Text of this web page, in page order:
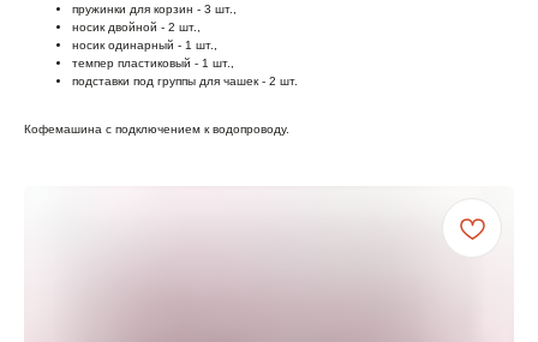
пружинки для корзин - 3 шт.,
носик двойной - 2 шт.,
носик одинарный - 1 шт.,
темпер пластиковый - 1 шт.,
подставки под группы для чашек - 2 шт.
Кофемашина с подключением к водопроводу.